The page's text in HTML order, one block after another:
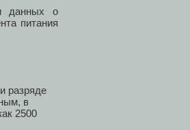
данных о
питания
разряде
в
2500